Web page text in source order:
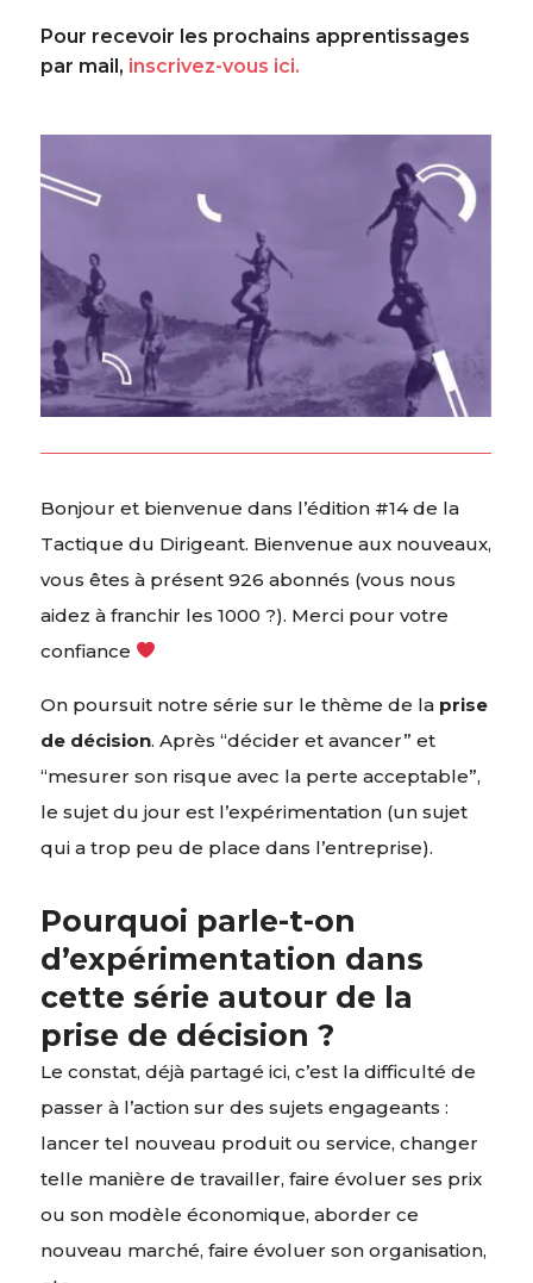
Pour recevoir les prochains apprentissages
par mail, inscrivez-vous ici.
Bonjour et bienvenue dans l’édition #14 de la
Tactique du Dirigeant. Bienvenue aux nouveaux,
vous êtes à présent 926 abonnés (vous nous
aidez à franchir les 1000 ?). Merci pour votre
confiance
On poursuit notre série sur le thème de la prise
de décision. Après “décider et avancer” et
“mesurer son risque avec la perte acceptable”,
le sujet du jour est l’expérimentation (un sujet
qui a trop peu de place dans l’entreprise).
Pourquoi parle-t-on
d’expérimentation dans
cette série autour de la
prise de décision ?
Le constat, déjà partagé ici, c’est la difficulté de
passer à l’action sur des sujets engageants :
lancer tel nouveau produit ou service, changer
telle manière de travailler, faire évoluer ses prix
ou son modèle économique, aborder ce
nouveau marché, faire évoluer son organisation,